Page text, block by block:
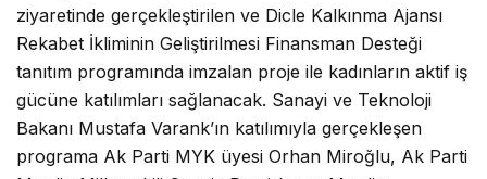
ziyaretinde gerçekleştirilen ve Dicle Kalkınma Ajansı
Rekabet İkliminin Geliştirilmesi Finansman Desteği
tanıtım programında imzalan proje ile kadınların aktif iş
gücüne katılımları sağlanacak. Sanayi ve Teknoloji
Bakanı Mustafa Varank’ın katılımıyla gerçekleşen
programa Ak Parti MYK üyesi Orhan Miroğlu, Ak Parti